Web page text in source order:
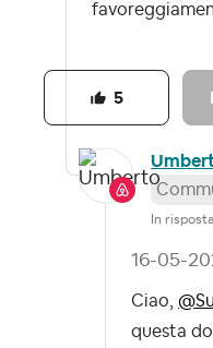
5
In
‎16-05-
Ciao,
questa